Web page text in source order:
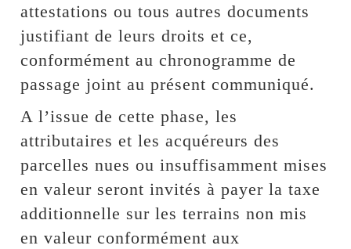
attestations ou tous autres documents
justifiant de leurs droits et ce,
conformément au chronogramme de
passage joint au présent communiqué.
A l’issue de cette phase, les
attributaires et les acquéreurs des
parcelles nues ou insuffisamment mises
en valeur seront invités à payer la taxe
additionnelle sur les terrains non mis
en valeur conformément aux